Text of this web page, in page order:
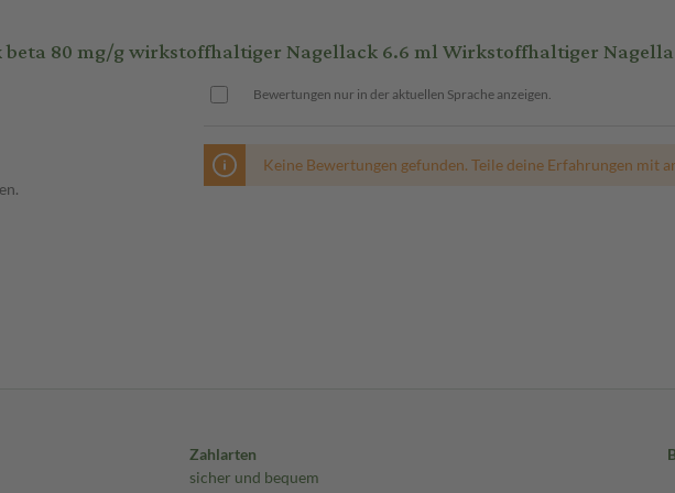
80 mg/g wirkstoffhaltiger Nagellack 6.6 ml Wirkstoffhaltiger
Bewertungen nur in der aktuellen Sprache anzeigen.
Keine Bewertungen gefunden. Teile deine Erfahrungen mit
Zahlarten
sicher und bequem